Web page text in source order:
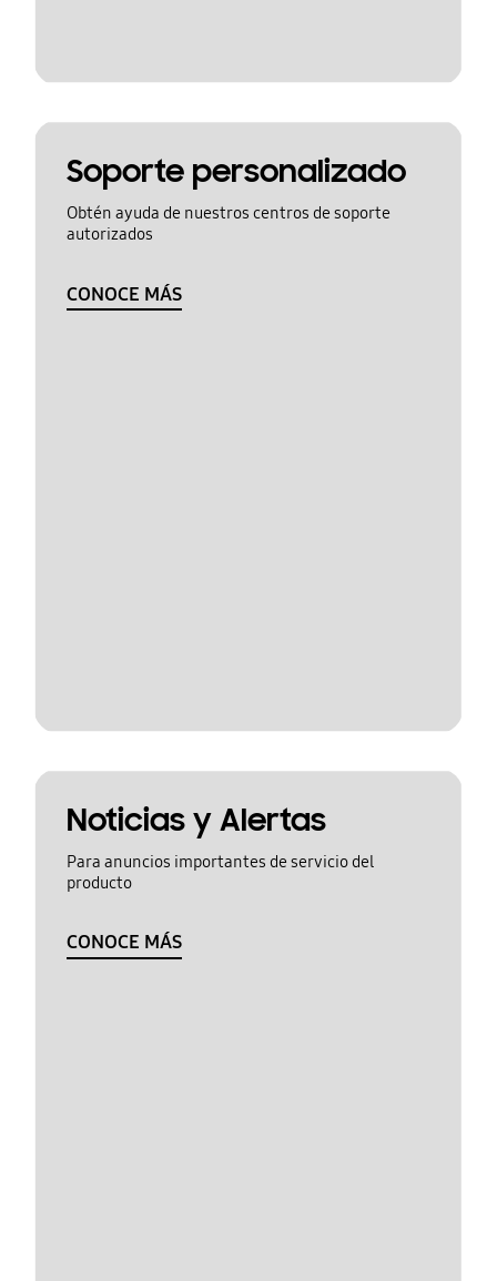
Soporte personalizado
Obtén ayuda de nuestros centros de soporte
autorizados
CONOCE MÁS
Noticias y Alertas
Para anuncios importantes de servicio del
producto
CONOCE MÁS